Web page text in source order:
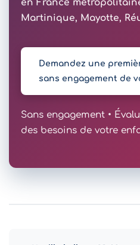
en France
Martinique, Mayotte,
Demandez une
sans engagement de
Sans engagement •
des besoins de votre